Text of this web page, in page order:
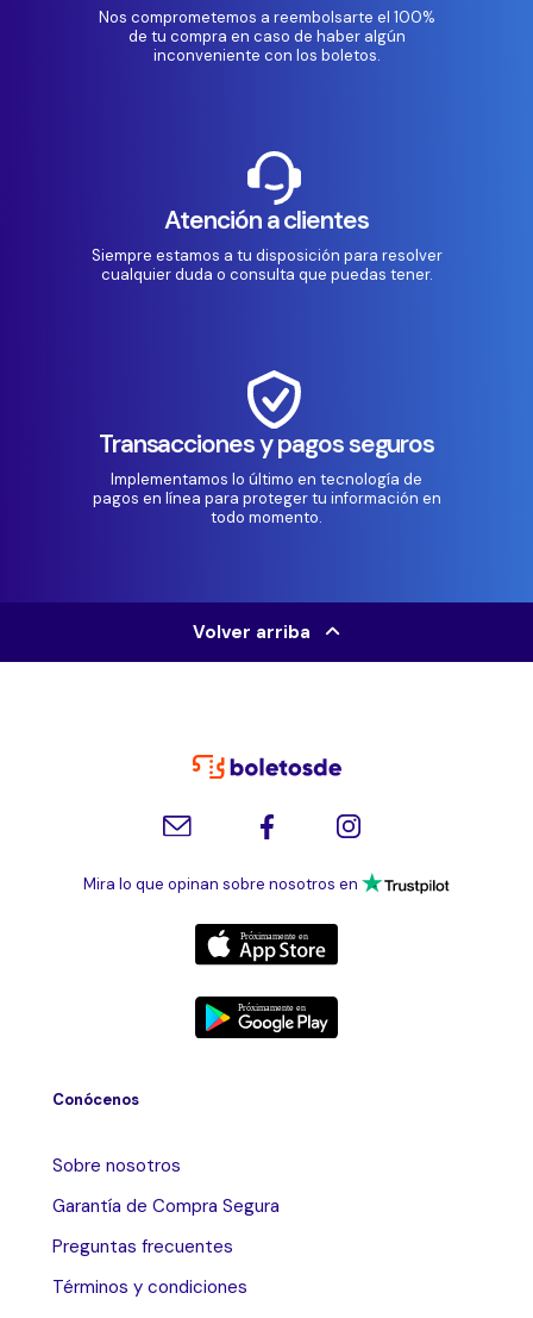
Nos comprometemos a reembolsarte el 100%
de tu compra en caso de haber algún
inconveniente con los boletos.
Atención a clientes
Siempre estamos a tu disposición para resolver
cualquier duda o consulta que puedas tener.
Transacciones y pagos seguros
Implementamos lo último en tecnología de
pagos en línea para proteger tu información en
todo momento.
Volver arriba
Mira lo que opinan sobre nosotros en
Conócenos
Sobre nosotros
Garantía de Compra Segura
Preguntas frecuentes
Términos y condiciones